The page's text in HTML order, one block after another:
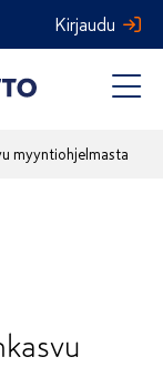
Kirjaudu
myyntiohjelmasta